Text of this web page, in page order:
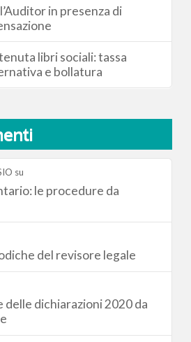
in presenza di
libri sociali: tassa
e bollatura
su
le procedure da
del revisore legale
delle dichiarazioni 2020 da